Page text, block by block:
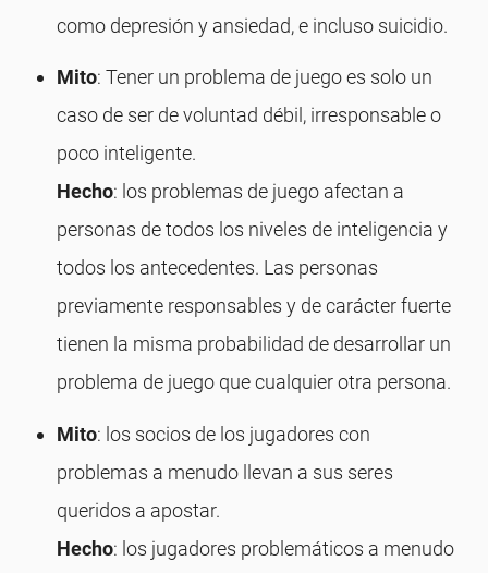
como depresión y ansiedad, e incluso suicidio.
Mito: Tener un problema de juego es solo un
caso de ser de voluntad débil, irresponsable o
poco inteligente.
Hecho: los problemas de juego afectan a
personas de todos los niveles de inteligencia y
todos los antecedentes. Las personas
previamente responsables y de carácter fuerte
tienen la misma probabilidad de desarrollar un
problema de juego que cualquier otra persona.
Mito: los socios de los jugadores con
problemas a menudo llevan a sus seres
queridos a apostar.
Hecho: los jugadores problemáticos a menudo